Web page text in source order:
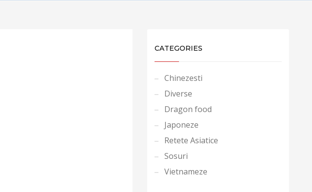
CATEGORIES
Chinezesti
Diverse
Dragon food
Japoneze
Retete Asiatice
Sosuri
Vietnameze